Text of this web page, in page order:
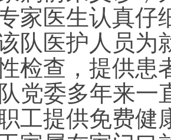
家医生认真仔
队医护人员为
检查，提供患
党委多年来一
工提供免费健